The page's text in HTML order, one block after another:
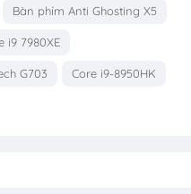
Bàn phím Anti Ghosting X5
i9 7980XE
G703 Core i9-8950HK